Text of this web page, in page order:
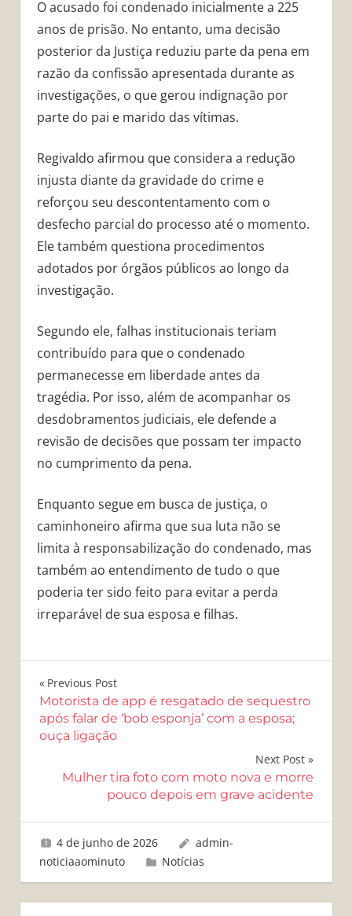
O acusado foi condenado inicialmente a 225
anos de prisão. No entanto, uma decisão
posterior da Justiça reduziu parte da pena em
razão da confissão apresentada durante as
investigações, o que gerou indignação por
parte do pai e marido das vítimas.
Regivaldo afirmou que considera a redução
injusta diante da gravidade do crime e
reforçou seu descontentamento com o
desfecho parcial do processo até o momento.
Ele também questiona procedimentos
adotados por órgãos públicos ao longo da
investigação.
Segundo ele, falhas institucionais teriam
contribuído para que o condenado
permanecesse em liberdade antes da
tragédia. Por isso, além de acompanhar os
desdobramentos judiciais, ele defende a
revisão de decisões que possam ter impacto
no cumprimento da pena.
Enquanto segue em busca de justiça, o
caminhoneiro afirma que sua luta não se
limita à responsabilização do condenado, mas
também ao entendimento de tudo o que
poderia ter sido feito para evitar a perda
irreparável de sua esposa e filhas.
Navegação
de
Post
Previous Post
Motorista de app é resgatado de sequestro
após falar de ‘bob esponja’ com a esposa;
ouça ligação
Next Post
Mulher tira foto com moto nova e morre
pouco depois em grave acidente
4 de junho de 2026
admin-
noticiaaominuto
Notícias